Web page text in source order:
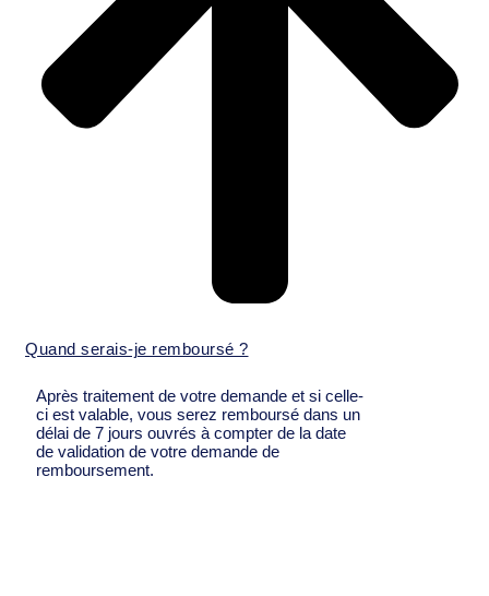
Quand serais-je remboursé ?
Après traitement de votre demande et si celle-
ci est valable, vous serez remboursé dans un
délai de 7 jours ouvrés à compter de la date
de validation de votre demande de
remboursement.